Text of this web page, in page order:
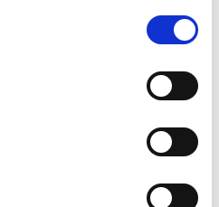
από τα παρακάτω με την
να ενημερωθείτε σχετικά με